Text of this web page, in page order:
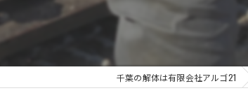
千葉の解体は有限会社アルゴ21